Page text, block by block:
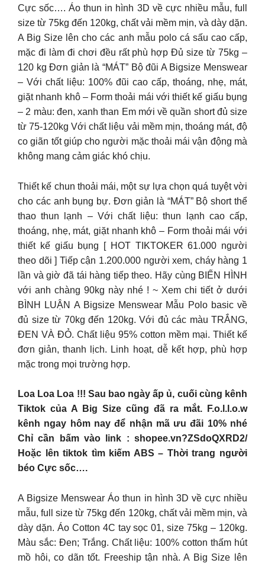
Cực sốc…. Áo thun in hình 3D về cực nhiều mẫu, full
size từ 75kg đến 120kg, chất vải mềm mịn, và dày dặn.
A Big Size lên cho các anh mẫu polo cá sấu cao cấp,
mặc đi làm đi chơi đều rất phù hợp Đủ size từ 75kg –
120 kg Đơn giản là “MÁT” Bộ đũi A Bigsize Menswear
– Với chất liệu: 100% đũi cao cấp, thoáng, nhẹ, mát,
giặt nhanh khô – Form thoải mái với thiết kế giấu bụng
– 2 màu: đen, xanh than Em mới về quần short đủ size
từ 75-120kg Với chất liệu vải mềm mịn, thoáng mát, độ
co giãn tốt giúp cho người mặc thoải mái vận động mà
không mang cảm giác khó chịu.
Thiết kế chun thoải mái, một sự lựa chọn quá tuyệt vời
cho các anh bụng bự. Đơn giản là “MÁT” Bộ short thể
thao thun lạnh – Với chất liệu: thun lạnh cao cấp,
thoáng, nhẹ, mát, giặt nhanh khô – Form thoải mái với
thiết kế giấu bụng [ HOT TIKTOKER 61.000 người
theo dõi ] Tiếp cận 1.200.000 người xem, cháy hàng 1
lần và giờ đã tái hàng tiếp theo. Hãy cùng BIẾN HÌNH
với anh chàng 90kg này nhé ! ~ Xem chi tiết ở dưới
BÌNH LUẬN A Bigsize Menswear Mẫu Polo basic về
đủ size từ 70kg đến 120kg. Với đủ các màu TRẮNG,
ĐEN VÀ ĐỎ. Chất liệu 95% cotton mềm mại. Thiết kế
đơn giản, thanh lịch. Linh hoạt, dễ kết hợp, phù hợp
mặc trong mọi trường hợp.
Loa Loa Loa !!! Sau bao ngày ấp ủ, cuối cùng kênh
Tiktok của A Big Size cũng đã ra mắt. F.o.l.l.o.w
kênh ngay hôm nay để nhận mã ưu đãi 10% nhé
Chỉ cần bấm vào link : shopee.vn?ZSdoQXRD2/
Hoặc lên tiktok tìm kiếm ABS – Thời trang người
béo Cực sốc….
A Bigsize Menswear Áo thun in hình 3D về cực nhiều
mẫu, full size từ 75kg đến 120kg, chất vải mềm mịn, và
dày dặn. Áo Cotton 4C tay sọc 01, size 75kg – 120kg.
Màu sắc: Đen; Trắng. Chất liệu: 100% cotton thấm hút
mồ hôi, co dãn tốt. Freeship tận nhà. A Big Size lên